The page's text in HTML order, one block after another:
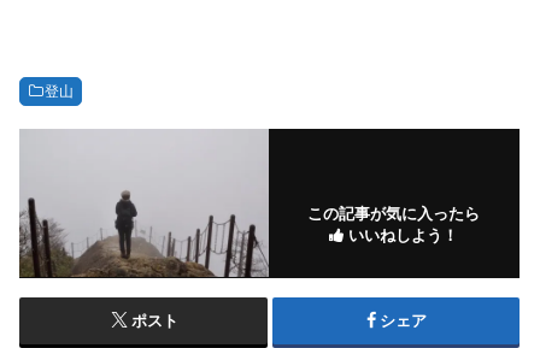
登山
この記事が気に入ったら
いいねしよう！
ポスト シェア